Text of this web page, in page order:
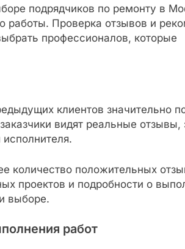
подрядчиков по ремонту в
работы. Проверка отзывов и
профессионалов, которые
клиентов значительно
видят реальные отзывы,
количество положительных
проектов и подробности о
выборе.
работ